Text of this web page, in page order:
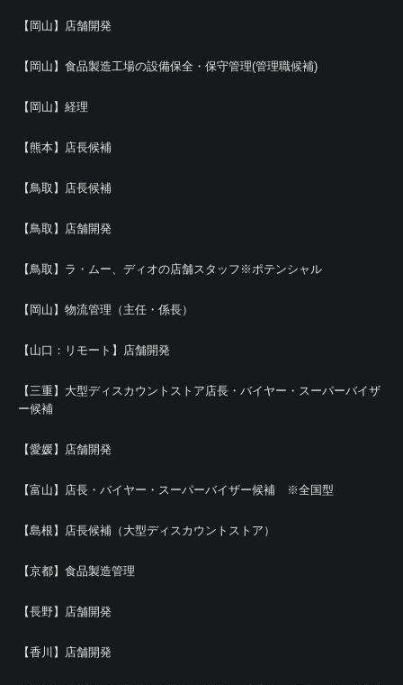
【岡山】店舗開発
【岡山】食品製造工場の設備保全・保守管理(管理職候補)
【岡山】経理
【熊本】店長候補
【鳥取】店長候補
【鳥取】店舗開発
【鳥取】ラ・ムー、ディオの店舗スタッフ※ポテンシャル
【岡山】物流管理（主任・係長）
【山口：リモート】店舗開発
【三重】大型ディスカウントストア店長・バイヤー・スーパーバイザ
ー候補
【愛媛】店舗開発
【富山】店長・バイヤー・スーパーバイザー候補 ※全国型
【島根】店長候補（大型ディスカウントストア）
【京都】食品製造管理
【長野】店舗開発
【香川】店舗開発